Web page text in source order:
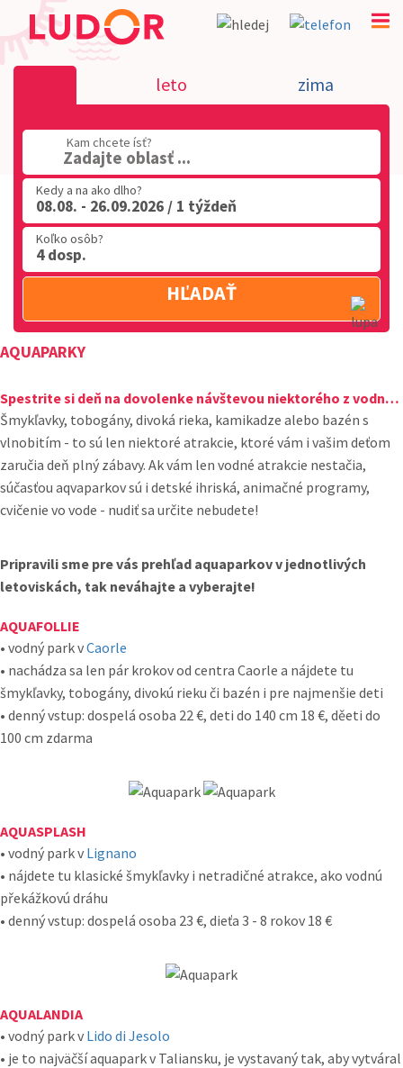
AQUAPARKY
02 2063 3182
leto zima
Kam chcete ísť?
Zadajte oblasť ...
Kedy a na ako dlho?
08.08. - 26.09.2026 / 1 týždeň
Koľko osôb?
4 dosp.
HĽADAŤ
AQUAPARKY
Spestrite si deň na dovolenke návštevou niektorého z vodných parkov.
Šmykľavky, tobogány, divoká rieka, kamikadze alebo bazén s
vlnobitím - to sú len niektoré atrakcie, ktoré vám i vašim deťom
zaručia deň plný zábavy. Ak vám len vodné atrakcie nestačia,
súčasťou aqvaparkov sú i detské ihriská, animačné programy,
cvičenie vo vode - nudiť sa určite nebudete!
Pripravili sme pre vás prehľad aquaparkov v jednotlivých
letoviskách, tak neváhajte a vyberajte!
AQUAFOLLIE
• vodný park vCaorle
• nachádza sa len pár krokov od centra Caorle a nájdete tu
šmykľavky, tobogány, divokú rieku či bazén i pre najmenšie deti
• denný vstup: dospelá osoba 22 €, deti do 140 cm 18 €, děeti do
100 cm zdarma
AQUASPLASH
• vodný park v Lignano
• nájdete tu klasické šmykľavky i netradičné atrakce, ako vodnú
překážkovú dráhu
• denný vstup: dospelá osoba 23 €, dieťa 3 - 8 rokov 18 €
AQUALANDIA
• vodný park v Lido di Jesolo
• je to najväčší aquapark v Taliansku, je vystavaný tak, aby vytváral